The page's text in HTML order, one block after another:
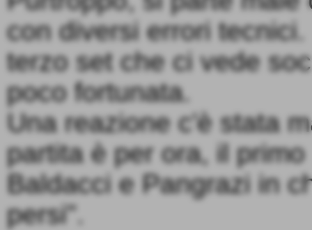
con diversi errori
terzo set che ci vede
poco fortunata.
Una reazione c'è stata
partita è per ora, il
Baldacci e Pangrazi in
persi".